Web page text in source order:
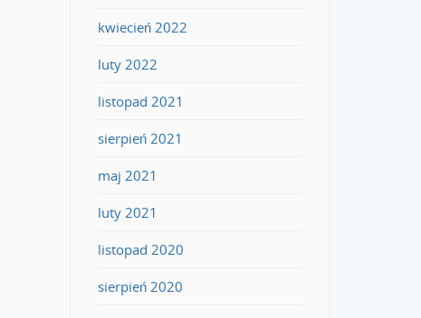
kwiecień 2022
luty 2022
listopad 2021
sierpień 2021
maj 2021
luty 2021
listopad 2020
sierpień 2020